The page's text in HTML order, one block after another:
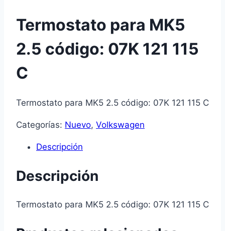
Termostato para MK5
2.5 código: 07K 121 115
C
Termostato para MK5 2.5 código: 07K 121 115 C
Categorías: Nuevo, Volkswagen
Descripción
Descripción
Termostato para MK5 2.5 código: 07K 121 115 C